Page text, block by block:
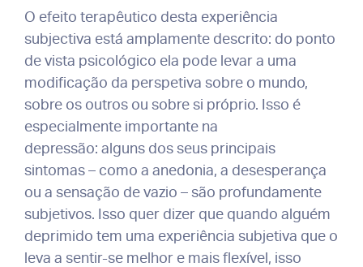
O efeito terapêutico desta experiência
subjectiva está amplamente descrito: do ponto
de vista psicológico ela pode levar a uma
modificação da perspetiva sobre o mundo,
sobre os outros ou sobre si próprio. Isso é
especialmente importante na
depressão: alguns dos seus principais
sintomas – como a anedonia, a desesperança
ou a sensação de vazio – são profundamente
subjetivos. Isso quer dizer que quando alguém
deprimido tem uma experiência subjetiva que o
leva a sentir-se melhor e mais flexível, isso